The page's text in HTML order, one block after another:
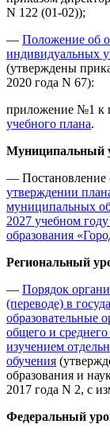
N 122 (01-02));
— Положение об
индивидуальных
(утверждены
2020 года N 67):
приложение №1 к
учебного плана.
Муниципальный
— Постановление
утверждении
муниципальных
2027 учебном
образования
Региональный
— Порядок
(переводе) в
образовательные
общего и
изучением
обучения
образования и
2017 года N 2, с
Федеральный